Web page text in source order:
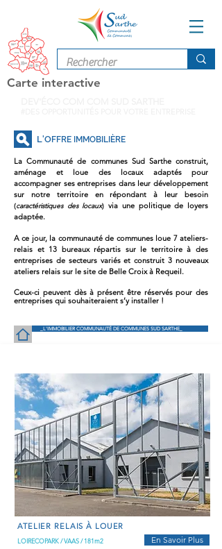
Carte interactive
L'OFFRE IMMOBILIÈRE
La Communauté de communes Sud Sarthe construit,
aménage et loue des locaux adaptés pour
accompagner ses entreprises dans leur développement
sur notre territoire en répondant à leur besoin
(caractéristiques des locaux) via une politique de loyers
adaptée.
A ce jour, la communauté de communes loue 7 ateliers-
relais et 13 bureaux répartis sur le territoire à des
entreprises de secteurs variés et construit 3 nouveaux
ateliers relais sur le site de Belle Croix à Requeil.
Ceux-ci peuvent dès à présent être réservés pour des
entreprises qui souhaiteraient s’y installer !
_L'IMMOBILIER COMMUNAUTÉ DE COMMUNES SUD SARTHE_
ATELIER RELAIS À LOUER
LOIRECOPARK / VAAS / 181m2 En Savoir Plus